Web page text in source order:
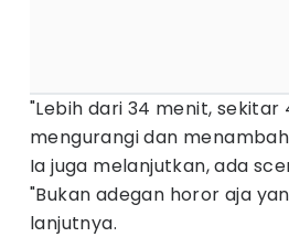
"Lebih dari 34 menit,
mengurangi dan
Ia juga melanjutkan, ada
"Bukan adegan horor aja
lanjutnya.